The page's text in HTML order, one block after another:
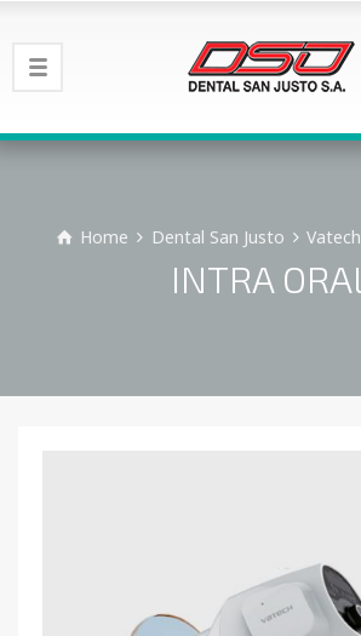
Home Dental San Justo Vatech
INTRA ORAL